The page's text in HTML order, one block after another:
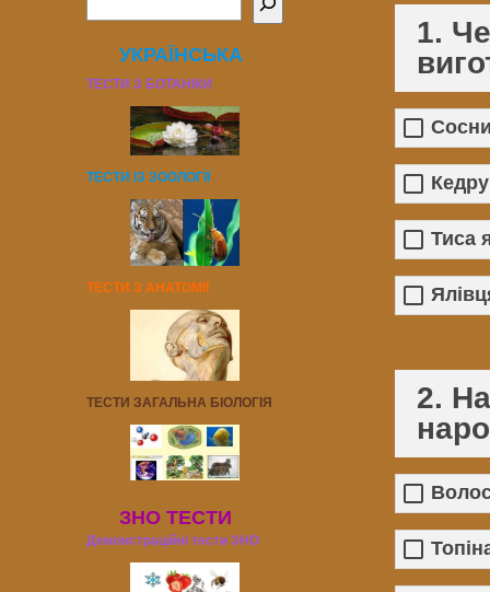
УКРАЇНСЬКА
ТЕСТИ З БОТАНІКИ
ТЕСТИ ІЗ ЗООЛОГІЇ
ТЕСТИ З АНАТОМІЇ
ТЕСТИ ЗАГАЛЬНА БІОЛОГІЯ
ЗНО ТЕСТИ
Демонстраційні тести ЗНО
1.
Тиса
2.